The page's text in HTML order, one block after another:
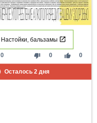
Настойки, бальзамы
thumb_down 0 thumb_up 0
0
Осталось 2 дня